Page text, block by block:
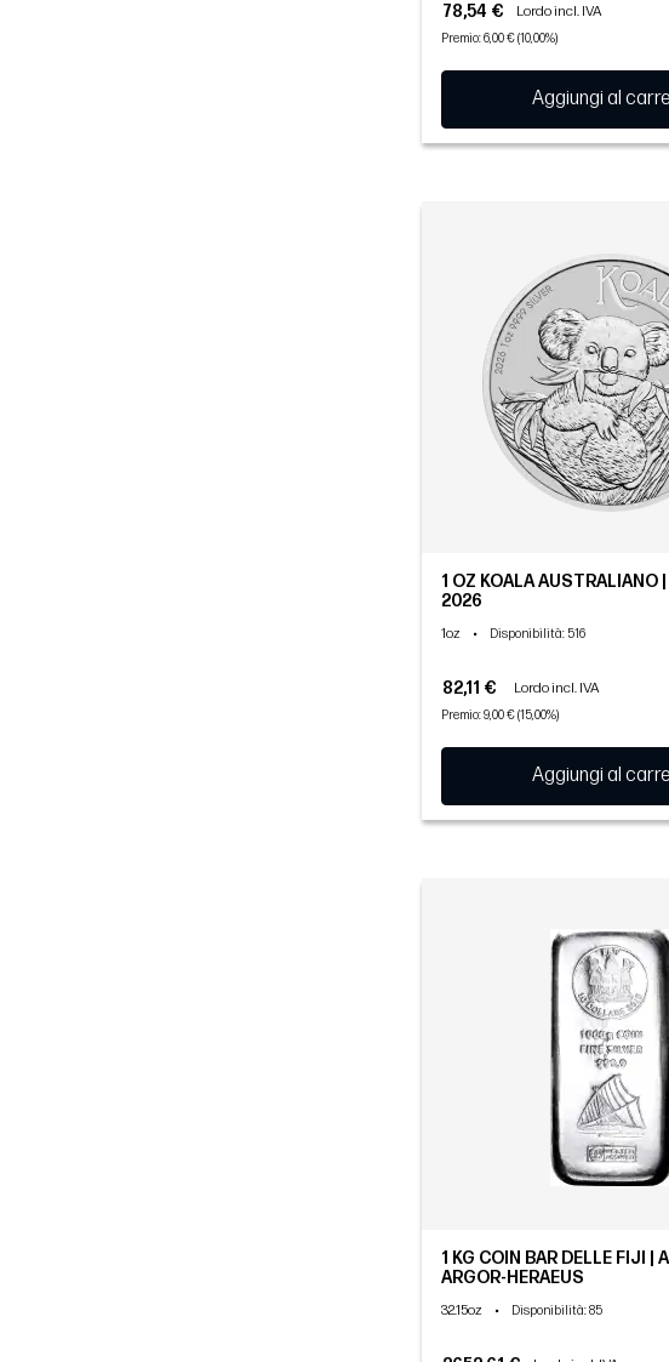
78,54 € Lordo incl. IVA
Premio: 6,00 € (10,00%)
Aggiungi al
1 OZ KOALA AUSTRALIANO |
2026
1oz • Disponibilità: 516
82,11 € Lordo incl. IVA
Premio: 9,00 € (15,00%)
Aggiungi al
1 KG COIN BAR DELLE FIJI |
ARGOR-HERAEUS
32.15oz • Disponibilità: 85